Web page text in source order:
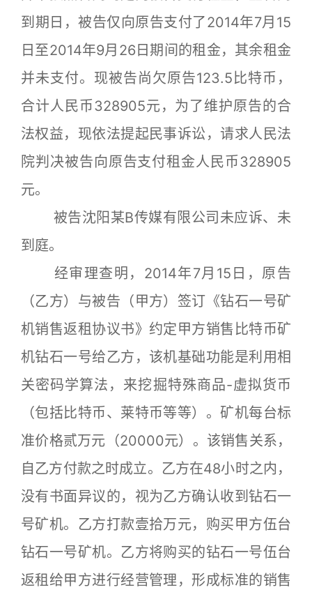
到期日，被告仅向原告支付了2014年7月15
日至2014年9月26日期间的租金，其余租金
并未支付。现被告尚欠原告123.5比特币，
合计人民币328905元，为了维护原告的合
法权益，现依法提起民事诉讼，请求人民法
院判决被告向原告支付租金人民币328905
元。
被告沈阳某B传媒有限公司未应诉、未
到庭。
经审理查明，2014年7月15日，原告
（乙方）与被告（甲方）签订《钻石一号矿
机销售返租协议书》约定甲方销售比特币矿
机钻石一号给乙方，该机基础功能是利用相
关密码学算法，来挖掘特殊商品-虚拟货币
（包括比特币、莱特币等等）。矿机每台标
准价格贰万元（20000元）。该销售关系，
自乙方付款之时成立。乙方在48小时之内，
没有书面异议的，视为乙方确认收到钻石一
号矿机。乙方打款壹拾万元，购买甲方伍台
钻石一号矿机。乙方将购买的钻石一号伍台
返租给甲方进行经营管理，形成标准的销售